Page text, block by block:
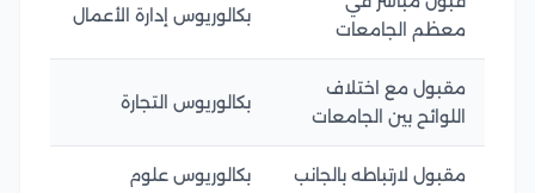
معظم الجامعات
بكالوريوس إدارة الأعمال
مقبول مع اختلاف
اللوائح بين الجامعات
بكالوريوس التجارة
مقبول لارتباطه بالجانب
بكالوريوس علوم